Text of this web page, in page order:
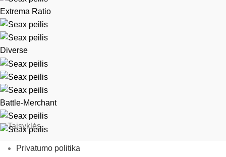
Extrema Ratio
Diverse
Battle-Merchant
Taisyklės
Privatumo politika